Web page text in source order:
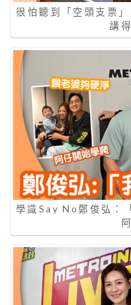
很怕聽到「空頭支票
講
學識Say No鄭俊弘：